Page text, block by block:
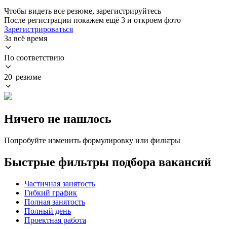
Чтобы видеть все резюме, зарегистрируйтесь
После регистрации покажем ещё 3 и откроем фото
Зарегистрироваться
За всё время
По соответствию
20 резюме
Ничего не нашлось
Попробуйте изменить формулировку или фильтры
Быстрые фильтры подбора вакансий
Частичная занятость
Гибкий график
Полная занятость
Полный день
Проектная работа